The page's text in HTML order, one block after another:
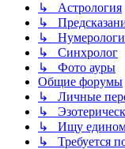
↳ Астрология
↳
↳
↳ Синхролог
↳ Фото ауры
Общие форумы
↳ Личные
↳
↳ Ищу
↳ Требуется